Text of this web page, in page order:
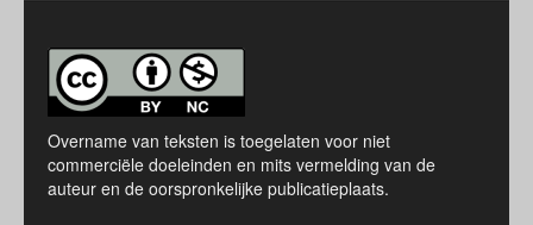
Overname van teksten is toegelaten voor niet
commerciële doeleinden en mits vermelding van de
auteur en de oorspronkelijke publicatieplaats.